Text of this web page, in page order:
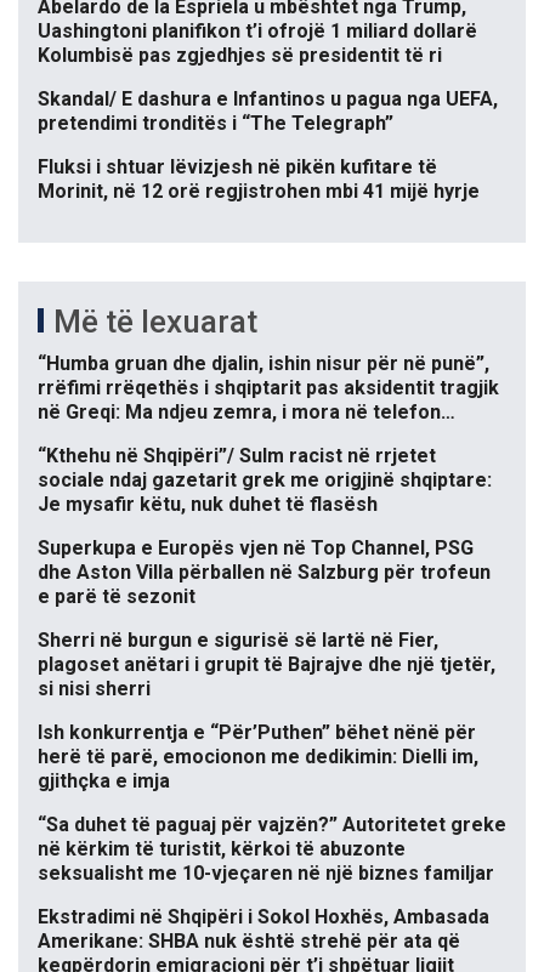
Abelardo de la Espriela u mbështet nga Trump,
Uashingtoni planifikon t’i ofrojë 1 miliard dollarë
Kolumbisë pas zgjedhjes së presidentit të ri
Skandal/ E dashura e Infantinos u pagua nga UEFA,
pretendimi tronditës i “The Telegraph”
Fluksi i shtuar lëvizjesh në pikën kufitare të
Morinit, në 12 orë regjistrohen mbi 41 mijë hyrje
Më të lexuarat
“Humba gruan dhe djalin, ishin nisur për në punë”,
rrëfimi rrëqethës i shqiptarit pas aksidentit tragjik
në Greqi: Ma ndjeu zemra, i mora në telefon…
“Kthehu në Shqipëri”/ Sulm racist në rrjetet
sociale ndaj gazetarit grek me origjinë shqiptare:
Je mysafir këtu, nuk duhet të flasësh
Superkupa e Europës vjen në Top Channel, PSG
dhe Aston Villa përballen në Salzburg për trofeun
e parë të sezonit
Sherri në burgun e sigurisë së lartë në Fier,
plagoset anëtari i grupit të Bajrajve dhe një tjetër,
si nisi sherri
Ish konkurrentja e “Për’Puthen” bëhet nënë për
herë të parë, emocionon me dedikimin: Dielli im,
gjithçka e imja
“Sa duhet të paguaj për vajzën?” Autoritetet greke
në kërkim të turistit, kërkoi të abuzonte
seksualisht me 10-vjeçaren në një biznes familjar
Ekstradimi në Shqipëri i Sokol Hoxhës, Ambasada
Amerikane: SHBA nuk është strehë për ata që
keqpërdorin emigracioni për t’i shpëtuar ligjit